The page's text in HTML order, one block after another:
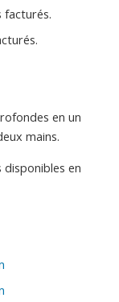
en un
mains.
en